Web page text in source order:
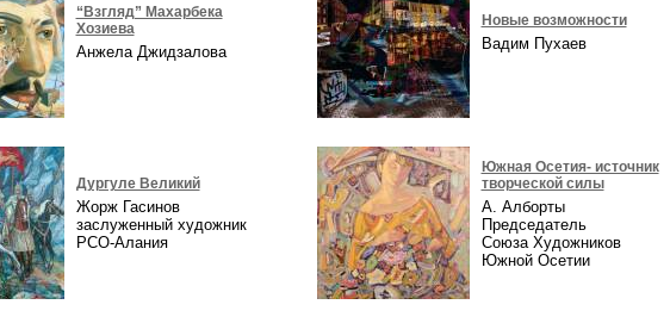
“Взгляд” Махарбека
Хозиева
Анжела Джидзалова
Дургуле Великий
Жорж Гасинов
заслуженный художник
РСО-Алания
Новые возможности
Вадим Пухаев
Южная Осетия- источник
творческой силы
А. Алборты
Председатель
Союза Художников
Южной Осетии